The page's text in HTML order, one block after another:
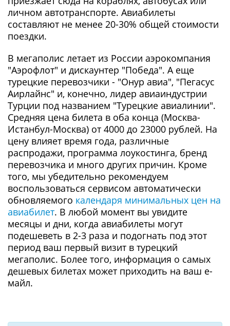
личном автотранспорте. Авиабилеты
составляют не менее 20-30% общей стоимости
поездки.
В мегаполис летает из России аэрокомпания
"Аэрофлот" и дискаунтер "Победа". А еще
турецкие перевозчики - "Онур авиа", "Пегасус
Аирлайнс" и, конечно, лидер авиаиндустрии
Турции под названием "Турецкие авиалинии".
Средняя цена билета в оба конца (Москва-
Истанбул-Москва) от 4000 до 23000 рублей. На
цену влияет время года, различные
распродажи, программа лоукостинга, бренд
перевозчика и много других причин. Кроме
того, мы убедительно рекомендуем
воспользоваться сервисом автоматически
обновляемого календаря минимальных цен на
авиабилет. В любой момент вы увидите
месяцы и дни, когда авиабилеты могут
подешеветь в 2-3 раза и подогнать под этот
период ваш первый визит в турецкий
мегаполис. Более того, информация о самых
дешевых билетах может приходить на ваш е-
майл.